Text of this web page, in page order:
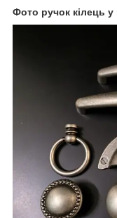
Фото ручок кілець у